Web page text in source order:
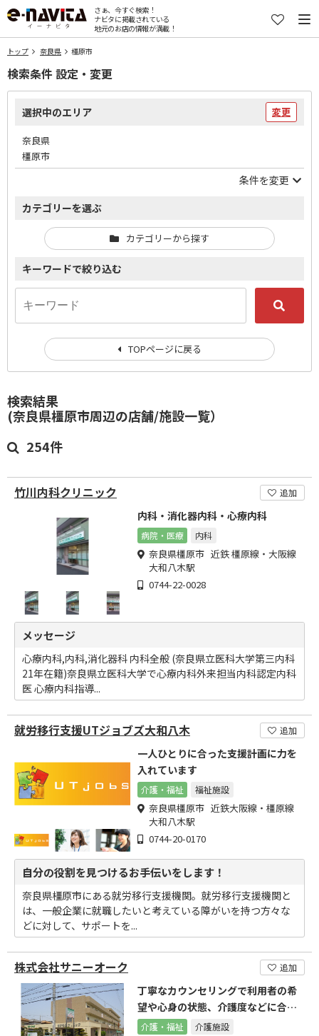
さぁ、今すぐ検索！
ナビタに掲載されている
地元のお店の情報が満載！
トップ 奈良県 橿原市
検索結果
(奈良県橿原市周辺の店舗/施設一覧）
254件
竹川内科クリニック 追加
内科・消化器内科・心療内科
病院・医療 内科
奈良県橿原市 近鉄 橿原線・大阪線
大和八木駅
0744-22-0028
メッセージ
心療内科,内科,消化器科 内科全般 (奈良県立医科大学第三内科
21年在籍)奈良県立医科大学で心療内科外来担当内科認定内科
医 心療内科指導...
就労移行支援UTジョブズ大和八木 追加
一人ひとりに合った支援計画に力を
入れています
介護・福祉 福祉施設
奈良県橿原市 近鉄大阪線・橿原線
大和八木駅
0744-20-0170
自分の役割を見つけるお手伝いをします！
奈良県橿原市にある就労移行支援機関。就労移行支援機関と
は、一般企業に就職したいと考えている障がいを持つ方々な
どに対して、サポートを...
株式会社サニーオーク 追加
丁寧なカウンセリングで利用者の希
望や心身の状態、介護度などに合わ
せた最適な住まいを提案。
介護・福祉 介護施設
検索条件 設定・変更
選択中のエリア 変更
奈良県
橿原市
条件を変更
カテゴリーを選ぶ
カテゴリーから探す
キーワードで絞り込む
TOPページに戻る